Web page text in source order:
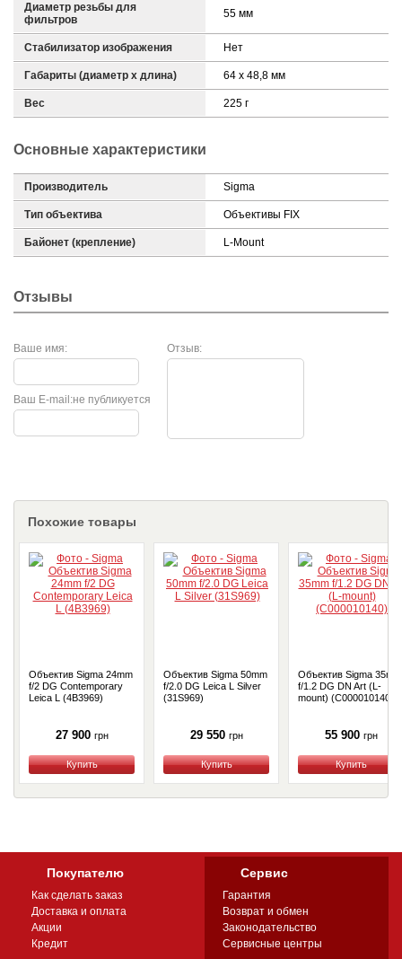
Диаметр резьбы для
фильтров
55 мм
Стабилизатор изображения Нет
Габариты (диаметр х длина) 64 x 48,8 мм
Вес 225 г
Основные характеристики
Производитель Sigma
Тип объектива Объективы FIX
Байонет (крепление) L-Mount
Отзывы
Ваше имя: Отзыв:
не публикуется
Ваш E-mail:
Похожие товары
Объектив Sigma 24mm
f/2 DG Contemporary
Leica L (4B3969)
27 900 грн
Купить
Объектив Sigma 50mm
f/2.0 DG Leica L Silver
(31S969)
29 550 грн
Купить
Объектив Sigma 35mm
f/1.2 DG DN Art (L-
mount) (С000010140)
55 900 грн
Купить
Покупателю
Как сделать заказ
Доставка и оплата
Акции
Кредит
Сервис
Гарантия
Возврат и обмен
Законодательство
Сервисные центры